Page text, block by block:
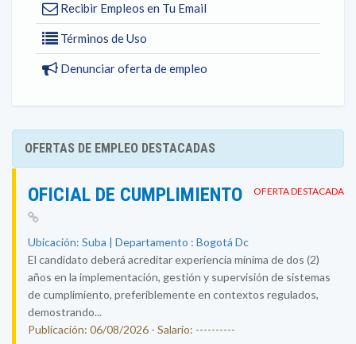
Recibir Empleos en Tu Email
Términos de Uso
Denunciar oferta de empleo
OFERTAS DE EMPLEO DESTACADAS
OFERTA DESTACADA
OFICIAL DE CUMPLIMIENTO
Ubicación: Suba | Departamento : Bogotá Dc
El candidato deberá acreditar experiencia mínima de dos (2)
años en la implementación, gestión y supervisión de sistemas
de cumplimiento, preferiblemente en contextos regulados,
demostrando...
Publicación: 06/08/2026 - Salario: ----------